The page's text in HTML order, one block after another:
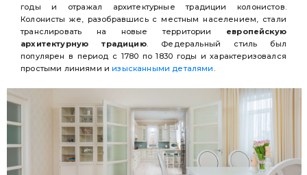
годы и отражал архитектурные традиции колонистов.
Колонисты же, разобравшись с местным населением, стали
транслировать на новые территории европейскую
архитектурную традицию. Федеральный стиль был
популярен в период с 1780 по 1830 годы и характеризовался
простыми линиями иизысканными деталями .